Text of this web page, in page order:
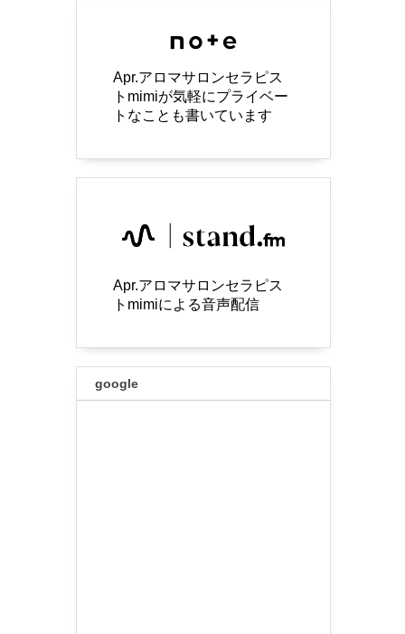
Apr.アロマサロンセラピス
トmimiが気軽にプライベー
トなことも書いています
Apr.アロマサロンセラピス
トmimiによる音声配信
google